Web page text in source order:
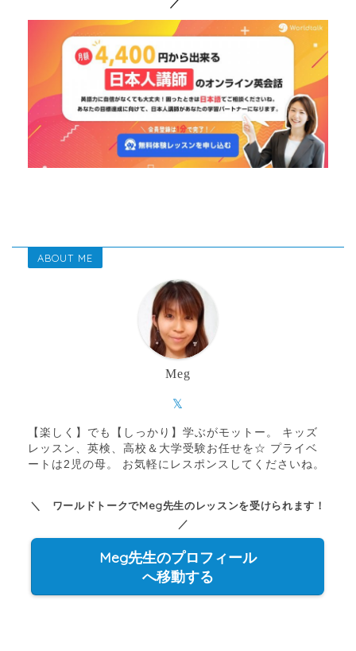
ABOUT ME
Meg
【楽しく】でも【しっかり】学ぶがモットー。 キッズ
レッスン、英検、高校＆大学受験お任せを☆ プライベ
ートは2児の母。 お気軽にレスポンスしてくださいね。
＼ ワールドトークでMeg先生のレッスンを受けられます！
／
Meg先生のプロフィール
へ移動する